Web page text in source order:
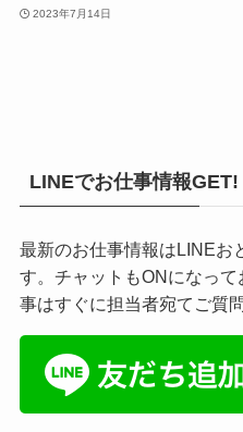
2023年7月14日
LINEでお仕事情報GET!
最新のお仕事情報はLINEお
す。チャットもONになっ
事はすぐに担当者宛てご質